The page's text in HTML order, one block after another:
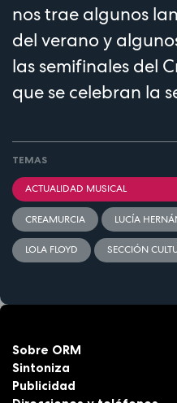
nos trae algunos
del verano y
las semifinales del
que se celebran la
TEMAS
ACTUALIDAD MUSICAL
CREAMURCIA LUCÍA
LOLA FLOYD SECCIÓN
Sobre ORM
Sintoniza
Publicidad